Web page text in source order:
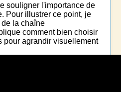
souligner l'importance de
Pour illustrer ce point, je
la chaîne
comment bien choisir
pour agrandir visuellement